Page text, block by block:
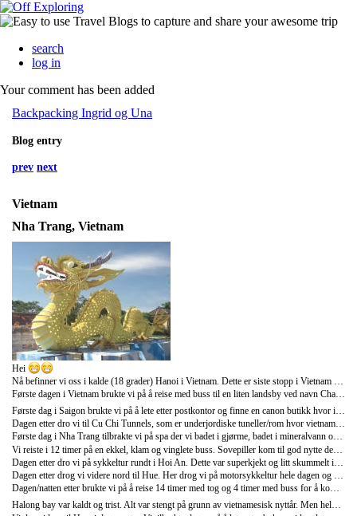
search
log in
Your comment has been added
Backpacking Ingrid og Una
Blog entry
prev next
Vietnam
Nha Trang, Vietnam
Hei
Første dagen i Vietnam brukte vi på å reise med buss til en liten landsby ved navn Chau Doc, hvor vi skulle bo på homestay en natt. Vi fikk god hjemmelaget vietnamesisk mat som bla. vårruller, nudler, tofu osv. Veldig godt! Sengene vi skulle sove i var egentlig like harde som gulvet og puten var tidenes klammeste silkepute. Men vi har blitt vant til å sove på busser, tog og diverse andre steder så dette var jo egentli litt luksus for oss. Natten gikk veldig fint, helt til vi våknet klokken fem av hanen på gården.. Tusen hjertelig takk til den personen som fant opp ørepropper! De ble raskt hentet opp fra sekken og vi klarte heldigvis å sovne igjen helt til kl 7. Da bar turen videre til Saigon.
Første dag i Saigon brukte vi på å lete etter postkontor og finne en canon butikk hvor ingrid kunne kjøpe nytt kamera, siden det andre ble ødelagt..
Dagen etter dro vi til Cu Chi Tunnels, som er underjordiske tuneller/rom hvor vietnameserne bodde og gjemte seg under den amerikanske krigen. Det var veldig interessant å se hvordan de levde og beskyttet seg for amerikanske soldater, og hvor utrolig små tunellene som gikk flere km under jorden var. Hadde vi veid 80 kg hadde vi satt oss fast etter en meter. Men det mest festlige med hele turen var guiden som levde seg så utrolig inn når han snakket. Angrer på at vi ikke filmet det.. Vi tilbrakte natten på nattog til Nha Trang. Dette var faktisk ganske ok, og vi sov godt i den lille klamme sengen vår.
Første dag i Nha Trang tilbrakte vi på spa der vi badet i gjørme, badet i mineralvann og slappet av i solen. Vi har ikke følt oss så rene siden vi dro fra Norge. Var en deilig start på dagen. På kvelden gikk vi ut sammen med gruppen vi reiser med. Dette var ganske festlig og utelivet her var veldig bra! Dagen etter tilbrakte vi på stranden frem til vi dro videre med buss til Hoi An utpå kvelden.
Dagen etter dro vi på sykkeltur rundt i Hoi An. Dette var superkjekt og litt skummelt i den kaotiske traffikken. Det er tydligvis ikke noen regler utenom å tute hver gang du vil noe og for oss å ringe med bjellen på sykkelen. Følte oss ganske små på syklene våre blant alle de galne vietnameserne på scooter. På sykkelturen fikk vi ri på bøffel. Dette var gøy, men det aller morsomste var eieren av bøffelen, som skrek "buffalo buffalo" HELE tiden. Tror han elsket jobben sin!
Dagen etter drog vi videre nord til Hue. Her drog vi på motorsykkeltur hele dagen og fikk se mye spennende, som feks. gamle graver til tidligere konger i Vietnam. På kvelden gikk vi ut og hadde dancebattle med lokale vietnamesere. De vant. Eller vi ga oss med andre ord. Vi møtte endelig noen nordmenn, og det var deilig og endelig kunne snakke norsk igjen. Dette var nok en kjekk og innholdsrik kveld ute i Vietnam.
Dagen/natten etter brukte vi på å reise 14 timer med tog og 4 timer med buss for å komme oss fra Hue til Halong bay. Dette var en lang dag/natt! Men med vårt enorme underskudd på søvn gikk vi å la oss med en gang vi kom på toget kl 2. Våknet kl 6 og spiste middag, før vi gikk å la oss igjen og sov til dagen etter. Tror vi hadde godt av mer søvn enn 3 timer per natt..
Halong bay var kaldt og trist. Alt var stengt på grunn av vietnamesisk nyttår. Men heldigvis dro vi avgårde med en koselig båt hvor vi fikk servert sjømat til lunsj og så de flotte fjellene som står rett opp fra havet (som Halong Bay er så kjent for). En bra dag!